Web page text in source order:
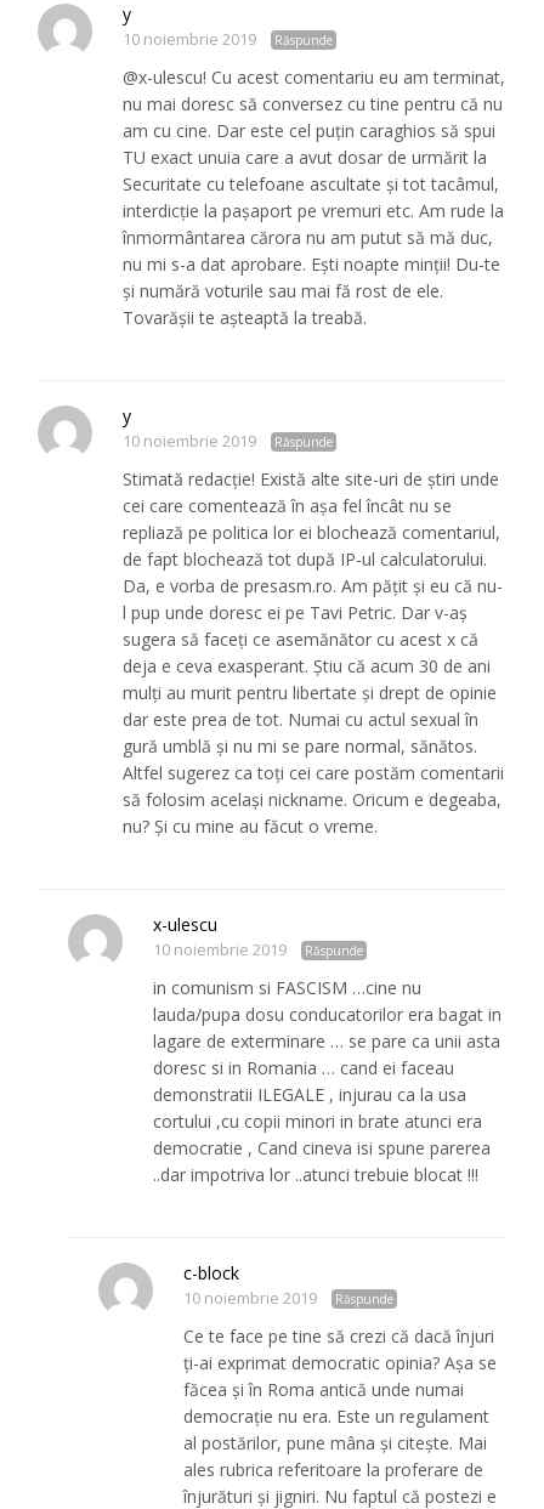
y
10 noiembrie 2019 Răspunde
@x-ulescu! Cu acest comentariu eu am terminat,
nu mai doresc să conversez cu tine pentru că nu
am cu cine. Dar este cel puțin caraghios să spui
TU exact unuia care a avut dosar de urmărit la
Securitate cu telefoane ascultate și tot tacâmul,
interdicție la pașaport pe vremuri etc. Am rude la
înmormântarea cărora nu am putut să mă duc,
nu mi s-a dat aprobare. Ești noapte minții! Du-te
și numără voturile sau mai fă rost de ele.
Tovarășii te așteaptă la treabă.
y
10 noiembrie 2019 Răspunde
Stimată redacție! Există alte site-uri de știri unde
cei care comentează în așa fel încât nu se
repliază pe politica lor ei blochează comentariul,
de fapt blochează tot după IP-ul calculatorului.
Da, e vorba de presasm.ro. Am pățit și eu că nu-
l pup unde doresc ei pe Tavi Petric. Dar v-aș
sugera să faceți ce asemănător cu acest x că
deja e ceva exasperant. Știu că acum 30 de ani
mulți au murit pentru libertate și drept de opinie
dar este prea de tot. Numai cu actul sexual în
gură umblă și nu mi se pare normal, sănătos.
Altfel sugerez ca toți cei care postăm comentarii
să folosim același nickname. Oricum e degeaba,
nu? Și cu mine au făcut o vreme.
x-ulescu
10 noiembrie 2019 Răspunde
in comunism si FASCISM …cine nu
lauda/pupa dosu conducatorilor era bagat in
lagare de exterminare … se pare ca unii asta
doresc si in Romania … cand ei faceau
demonstratii ILEGALE , injurau ca la usa
cortului ,cu copii minori in brate atunci era
democratie , Cand cineva isi spune parerea
..dar impotriva lor ..atunci trebuie blocat !!!
c-block
10 noiembrie 2019 Răspunde
Ce te face pe tine să crezi că dacă înjuri
ți-ai exprimat democratic opinia? Așa se
făcea și în Roma antică unde numai
democrație nu era. Este un regulament
al postărilor, pune mâna și citește. Mai
ales rubrica referitoare la proferare de
înjurături și jigniri. Nu faptul că postezi e